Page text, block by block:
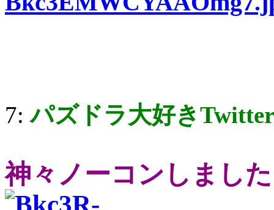
7:パズドラ大好き
神々ノーコンしました